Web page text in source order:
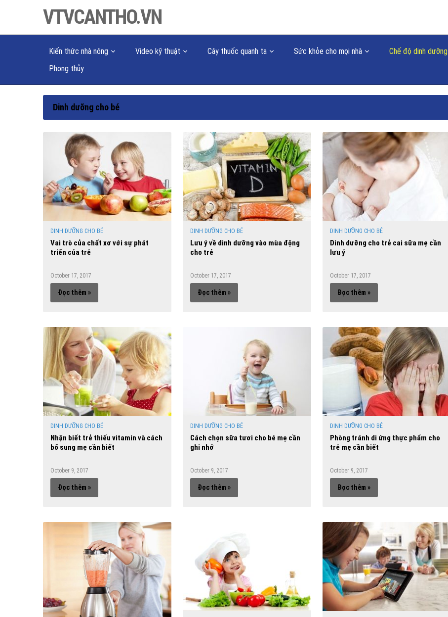
VTVCANTHO.VN
Kiến thức nhà nông Video kỹ thuật Cây thuốc quanh ta Sức khỏe cho mọi nhà Chế độ dinh dưỡng
Phong thủy
Dinh dưỡng cho bé
DINH DƯỠNG CHO BÉ
Vai trò của chất xơ với sự phát
triển của trẻ
October 17, 2017
Đọc thêm »
DINH DƯỠNG CHO BÉ
Lưu ý về dinh dưỡng vào mùa động
cho trẻ
October 17, 2017
Đọc thêm »
DINH DƯỠNG CHO BÉ
Dinh dưỡng cho trẻ cai sữa mẹ cần
lưu ý
October 17, 2017
Đọc thêm »
DINH DƯỠNG CHO BÉ
Nhận biết trẻ thiếu vitamin và cách
bổ sung mẹ cần biết
October 9, 2017
Đọc thêm »
DINH DƯỠNG CHO BÉ
Cách chọn sữa tươi cho bé mẹ cần
ghi nhớ
October 9, 2017
Đọc thêm »
DINH DƯỠNG CHO BÉ
Phòng tránh di ứng thực phẩm cho
trẻ mẹ cần biết
October 9, 2017
Đọc thêm »